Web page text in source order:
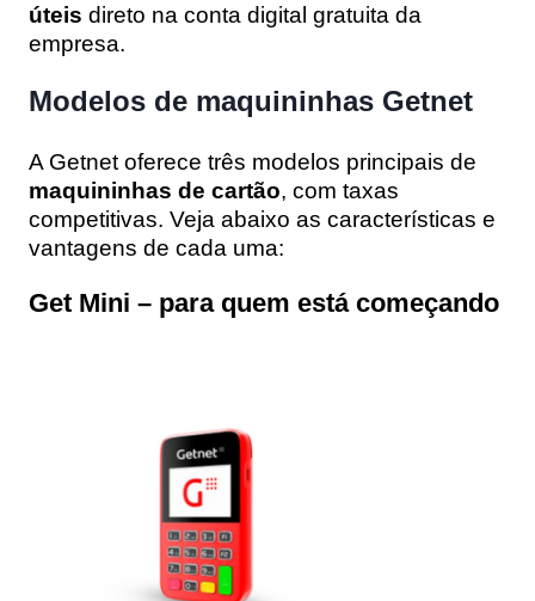
úteis direto na conta digital gratuita da
empresa.
Modelos de maquininhas Getnet
A Getnet oferece três modelos principais de
maquininhas de cartão, com taxas
competitivas. Veja abaixo as características e
vantagens de cada uma:
Get Mini – para quem está começando